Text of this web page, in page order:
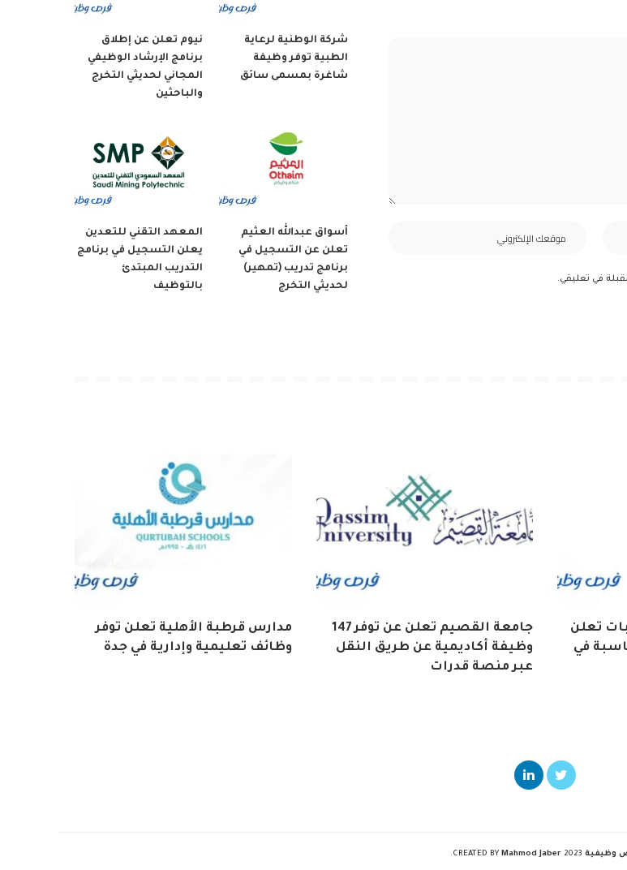
في تعليقي.
شركة الوطنية لرعاية
الطبية توفر وظيفة
شاغرة بمسمى سائق
نيوم تعلن عن إطلاق
برنامج الإرشاد الوظيفي
المجاني لحديثي التخرج
والباحثين
أسواق عبدالله العثيم
تعلن عن التسجيل في
برنامج تدريب (تمهير)
لحديثي التخرج
المعهد التقني للتعدين
يعلن التسجيل في برنامج
التدريب المبتدئ
بالتوظيف
تعلن
في
جامعة القصيم تعلن عن توفر 147
وظيفة أكاديمية عن طريق النقل
عبر منصة قدرات
مدارس قرطبة الأهلية تعلن توفر
وظائف تعليمية وإدارية في جدة
وظيفية 2023 CREATED BY
Mahmod Jaber
.